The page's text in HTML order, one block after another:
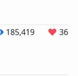
185,419 360